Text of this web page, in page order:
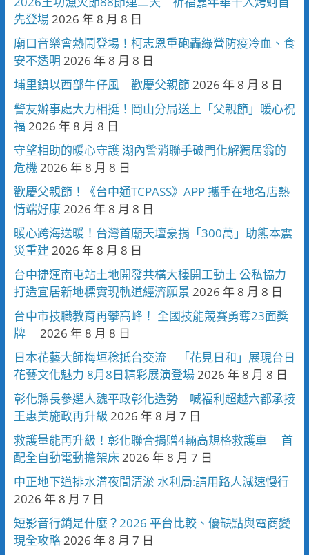
先登場2026 年 8 月 8 日
廟口音樂會熱鬧登場！柯志恩重砲轟綠營防疫冷血、食
安不透明 2026 年 8 月 8 日
埔里鎮以西部牛仔風 歡慶父親節2026 年 8 月 8 日
警友辦事處大力相挺！岡山分局送上「父親節」暖心祝
福 2026 年 8 月 8 日
守望相助的暖心守護 湖內警消聯手破門化解獨居翁的
危機2026 年 8 月 8 日
歡慶父親節！《台中通TCPASS》APP 攜手在地名店熱
情端好康2026 年 8 月 8 日
暖心跨海送暖！台灣首廟天壇豪捐「300萬」助熊本震
災重建 2026 年 8 月 8 日
台中捷運南屯站土地開發共構大樓開工動土 公私協力
打造宜居新地標實現軌道經濟願景 2026 年 8 月 8 日
台中市技職教育再攀高峰！ 全國技能競賽勇奪23面獎
牌
2026 年 8 月 8 日
日本花藝大師梅垣稔抵台交流 「花見日和」展現台日
花藝文化魅力 8月8日精彩展演登場2026 年 8 月 8 日
彰化縣長參選人魏平政彰化造勢 喊福利超越六都承接
王惠美施政再升級 2026 年 8 月 7 日
救護量能再升級！彰化聯合捐贈4輛高規格救護車 首
配全自動電動擔架床2026 年 8 月 7 日
中正地下道排水溝夜間清淤 水利局:請用路人減速慢行
2026 年 8 月 7 日
短影音行銷是什麼？2026 平台比較、優缺點與電商變
現全攻略2026 年 8 月 7 日